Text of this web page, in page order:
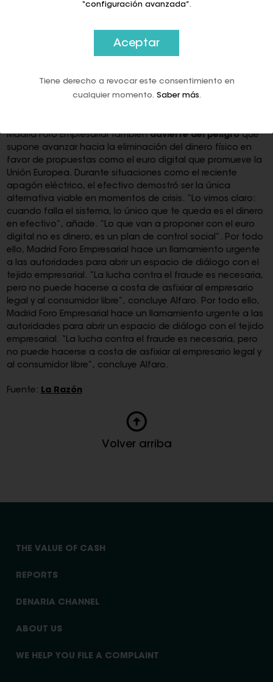
En defensa del efectivo y contra el euro
Madrid Foro Empresarial tambiénadvierte del peligroque
supone avanzar hacia la eliminación del dinero físico en
favor de propuestas como el euro digital que promueve la
Unión Europea. Durante situaciones como el reciente
apagón eléctrico, el efectivo demostró ser la única
alternativa viable en momentos de crisis. “Lo vimos claro:
cuando falla el sistema, lo único que te queda es el dinero
en efectivo”, añade. “Lo que van a proponer con el euro
digital no es dinero, es un plan de control social”. Por todo
ello, Madrid Foro Empresarial hace un llamamiento urgente
a las autoridades para abrir un espacio de diálogo con el
tejido empresarial. “La lucha contra el fraude es necesaria,
pero no puede hacerse a costa de asfixiar al empresario
legal y al consumidor libre”, concluye Alfaro. Por todo ello,
Madrid Foro Empresarial hace un llamamiento urgente a las
autoridades para abrir un espacio de diálogo con el tejido
empresarial. “La lucha contra el fraude es necesaria, pero
no puede hacerse a costa de asfixiar al empresario legal y
al consumidor libre”, concluye Alfaro.
Fuente: La Razón
Volver arriba
THE VALUE OF CASH
REPORTS
DENARIA CHANNEL
ABOUT US
WE HELP YOU FILE A COMPLAINT
“configuración avanzada”.
Aceptar
Tiene derecho a revocar este consentimiento en
cualquier momento. Saber más.